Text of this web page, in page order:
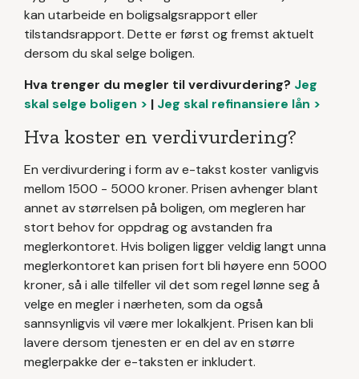
kan utarbeide en boligsalgsrapport eller
tilstandsrapport. Dette er først og fremst aktuelt
dersom du skal selge boligen.
Hva trenger du megler til verdivurdering? Jeg
skal selge boligen > | Jeg skal refinansiere lån >
Hva koster en verdivurdering?
En verdivurdering i form av e-takst koster vanligvis
mellom 1500 - 5000 kroner. Prisen avhenger blant
annet av størrelsen på boligen, om megleren har
stort behov for oppdrag og avstanden fra
meglerkontoret. Hvis boligen ligger veldig langt unna
meglerkontoret kan prisen fort bli høyere enn 5000
kroner, så i alle tilfeller vil det som regel lønne seg å
velge en megler i nærheten, som da også
sannsynligvis vil være mer lokalkjent. Prisen kan bli
lavere dersom tjenesten er en del av en større
meglerpakke der e-taksten er inkludert.